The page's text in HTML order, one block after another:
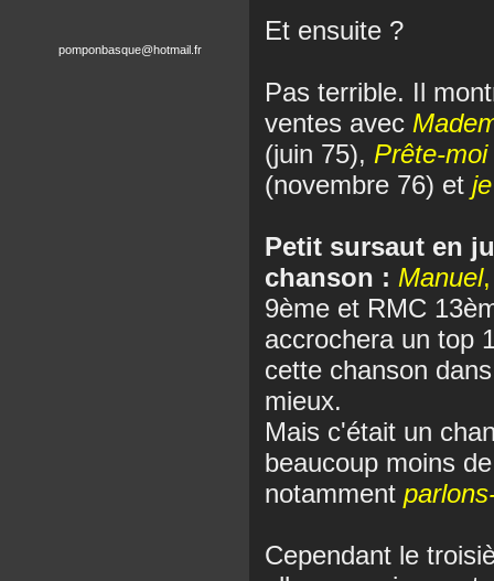
pomponbasque@hotmail.fr
Et ensuite ?
Pas terrible. Il
ventes avec
(juin 75), Prête-
(novembre 76) et
Petit sursaut en
chanson : Manuel,
9ème et RMC
accrochera un top
cette chanson
mieux.
Mais c'était un
beaucoup moins
notamment
Cependant le